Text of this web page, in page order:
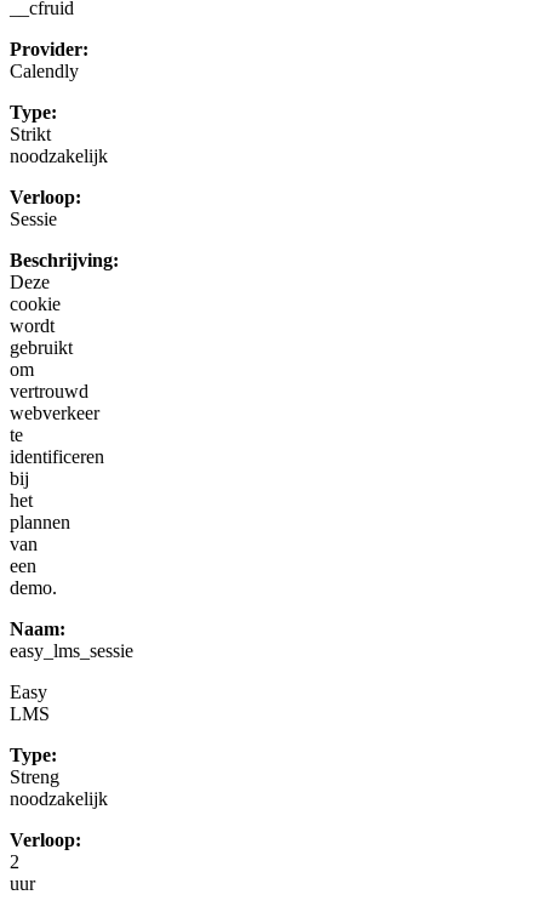
__cfruid
Provider:
Calendly
Type:
Strikt
noodzakelijk
Verloop:
Sessie
Beschrijving:
Deze
cookie
wordt
gebruikt
om
vertrouwd
webverkeer
te
identificeren
bij
het
plannen
van
een
demo.
Naam:
easy_lms_sessie
Easy
LMS
Type:
Streng
noodzakelijk
Verloop:
2
uur